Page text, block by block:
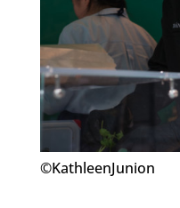
©KathleenJunion